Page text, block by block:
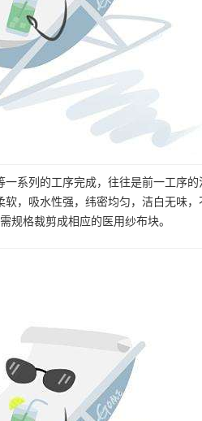
系列的工序完成，往往是前一工序
，吸水性强，纬密均匀，洁白无味，
规格裁剪成相应的医用纱布块。